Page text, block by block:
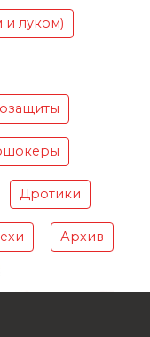
и луком)
Дротики
Архив